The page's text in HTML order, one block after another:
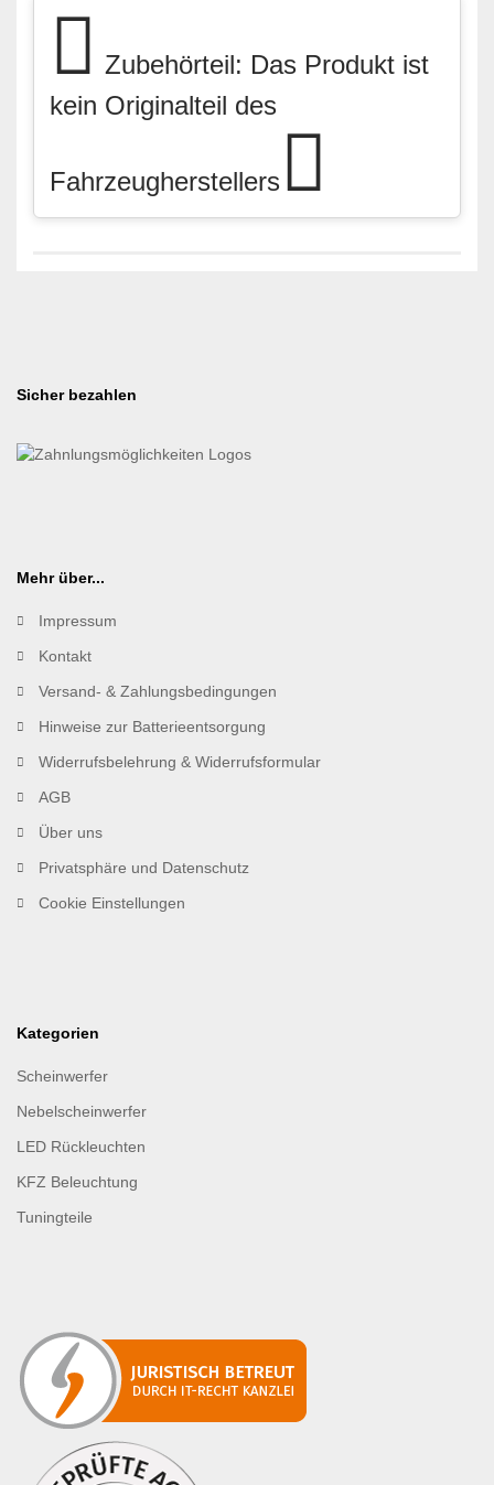
Zubehörteil: Das Produkt ist
kein Originalteil des
Fahrzeugherstellers
Sicher bezahlen
Mehr über...
Impressum
Kontakt
Versand- & Zahlungsbedingungen
Hinweise zur Batterieentsorgung
Widerrufsbelehrung & Widerrufsformular
AGB
Über uns
Privatsphäre und Datenschutz
Cookie Einstellungen
Kategorien
Scheinwerfer
Nebelscheinwerfer
LED Rückleuchten
KFZ Beleuchtung
Tuningteile